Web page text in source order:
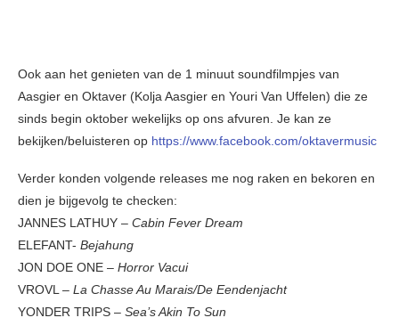
Ook aan het genieten van de 1 minuut soundfilmpjes van
Aasgier en Oktaver (Kolja Aasgier en Youri Van Uffelen) die ze
sinds begin oktober wekelijks op ons afvuren. Je kan ze
bekijken/beluisteren op https://www.facebook.com/oktavermusic
Verder konden volgende releases me nog raken en bekoren en
dien je bijgevolg te checken:
JANNES LATHUY – Cabin Fever Dream
ELEFANT- Bejahung
JON DOE ONE – Horror Vacui
VROVL – La Chasse Au Marais/De Eendenjacht
YONDER TRIPS – Sea’s Akin To Sun